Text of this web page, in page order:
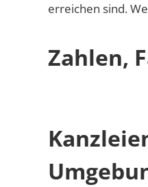
erreichen sind.
Zahlen,